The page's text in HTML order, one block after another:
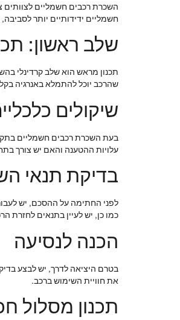
השכרת רכבים חשמליים לצוותים
חשמליים ידידותיים יותר
שלב ראשון:
תכנון מראש הוא שלב קרדינלי
שהרכב יוכל להתמלא באנרגיה
שיקולים
בעת השכרת רכבים חשמליים
עלויות ההטענה והאם יש צורך
בדיקת תנאי
לפני החתימה על ההסכם, יש
כמו כן, יש לעיין בתנאים לחזרת
הכנה לנסיעה
בטרם היציאה לדרך, יש לבצע
את חוויית השימוש ברכב.
תכנון מסלול